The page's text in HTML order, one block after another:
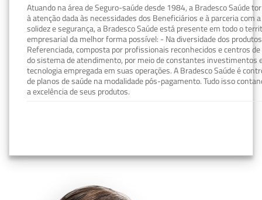
Atuando na área de Seguro-saúde desde 1984, a Bradesco Saúde
à atenção dada às necessidades dos Beneficiários e à parceria com
solidez e segurança, a Bradesco Saúde está presente em todo o
empresarial da melhor forma possível: - Na diversidade dos
Referenciada, composta por profissionais reconhecidos e centros
do sistema de atendimento, por meio de constantes investimentos
tecnologia empregada em suas operações. A Bradesco Saúde é
de planos de saúde na modalidade pós-pagamento. Tudo isso
a excelência de seus produtos.